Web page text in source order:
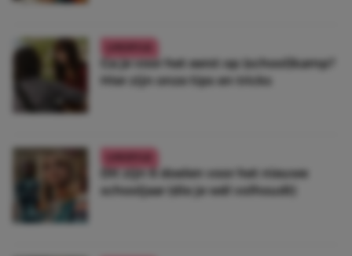
Ga je voor het eerst op (school)kamp?
Hier zijn onze tips en tricks
Dit zijn 6 doelen voor het nieuwe
schooljaar (die je wél volhoudt)